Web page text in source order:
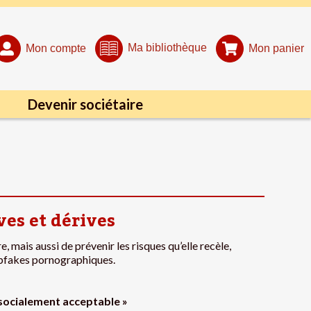
Mon compte Ma bibliothèque Mon panier
Devenir sociétaire
et dérives
aussi de prévenir les risques qu’elle recèle,
pornographiques.
acceptable »